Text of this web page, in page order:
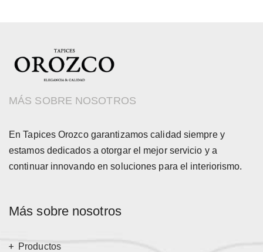
MÁS SOBRE NOSOTROS
En Tapices Orozco garantizamos calidad siempre y
estamos dedicados a otorgar el mejor servicio y a
continuar innovando en soluciones para el interiorismo.
Más sobre nosotros
Productos